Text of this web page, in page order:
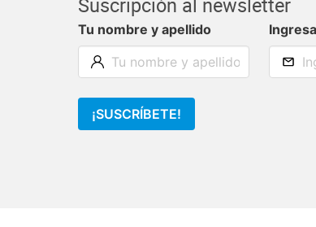
Tu nombre y apellido
¡SUSCRÍBETE!